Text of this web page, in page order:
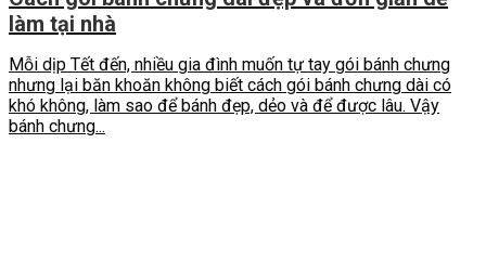
làm tại nhà
Mỗi dịp Tết đến, nhiều gia đình muốn tự tay gói bánh chưng
nhưng lại băn khoăn không biết cách gói bánh chưng dài có
khó không, làm sao để bánh đẹp, dẻo và để được lâu. Vậy
bánh chưng...